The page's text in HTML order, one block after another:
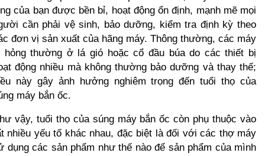
của bạn được bền bỉ, hoạt động ổn định, mạnh mẽ mọi
cần phải vệ sinh, bảo dưỡng, kiểm tra định kỳ theo
đơn vị sản xuất của hãng máy. Thông thường, các máy
hỏng thường ở lá gió hoặc cổ đầu búa do các thiết bị
động nhiều mà không thường bảo dưỡng và thay thế;
này gây ảnh hưởng nghiêm trọng đến tuổi thọ của
máy bắn ốc.
vậy, tuổi thọ của súng máy bắn ốc còn phụ thuộc vào
nhiều yếu tố khác nhau, đặc biệt là đối với các thợ máy
dụng các sản phẩm như thế nào để sản phẩm của mình